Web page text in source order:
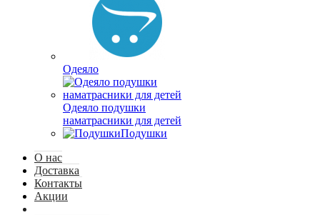
Одеяло
Одеяло подушки
наматрасники для детей
Подушки
О нас
Доставка
Контакты
Акции